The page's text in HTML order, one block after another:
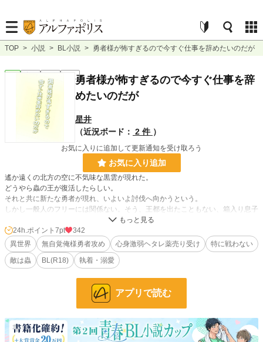
TOP > 小説 > BL小説 > 勇者様が怖すぎるので今すぐ仕事を辞めたいのだが
勇者様が怖すぎるので今すぐ仕事を辞
めたいのだが
星井
（近況ボード： 2 件 ）
お気に入りに追加して更新通知を受け取ろう
お気に入り追加
遙か遠くの北方の空に不気味な黒雲が現れた。
どうやら蟲の王が復活したらしい。
それと共に新たな勇者が現れ、いよいよ討伐へ向かうという。
しかし一般人のフリーには関係ない。そう、王都を出たこともない、箱入り息子
そんなとき、国中の薬売りが王宮へ呼び出される。どうやら勇者一行は同行でき
る才ある薬売りを探しているのだという。
運の悪いことにフリーはちょっとだけ薬草調合師としての才能があった。
つまり……？
「……おまえ、俺たちと来ないか？」
話。
24h.ポイント 7pt
342
異世界
無自覚俺様勇者攻め 心身激弱ヘタレ薬売り受け
特に戦わない
敵は蟲
BL(R18) 執着・溺愛
アプリで読む